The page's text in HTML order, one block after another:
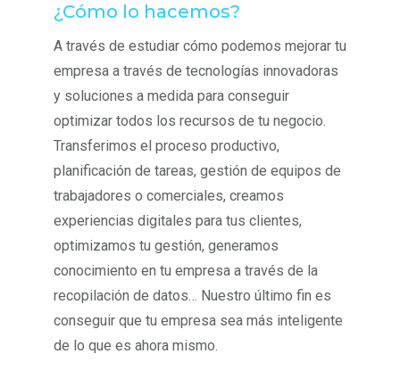
¿Cómo lo hacemos?
A través de estudiar cómo podemos mejorar tu
empresa a través de tecnologías innovadoras
y soluciones a medida para conseguir
optimizar todos los recursos de tu negocio.
Transferimos el proceso productivo,
planificación de tareas, gestión de equipos de
trabajadores o comerciales, creamos
experiencias digitales para tus clientes,
optimizamos tu gestión, generamos
conocimiento en tu empresa a través de la
recopilación de datos… Nuestro último fin es
conseguir que tu empresa sea más inteligente
de lo que es ahora mismo.